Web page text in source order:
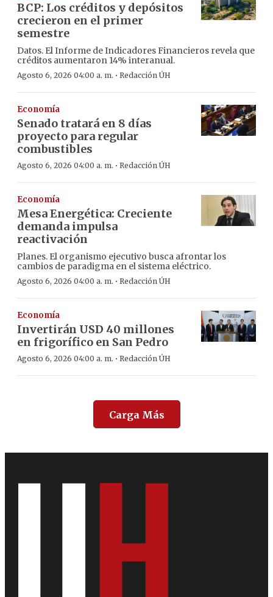
BCP: Los créditos y depósitos
crecieron en el primer
semestre
Datos. El Informe de Indicadores Financieros revela que
créditos aumentaron 14% interanual.
Agosto 6, 2026 04:00 a. m. · Redacción ÚH
Economía
Senado tratará en 8 días
proyecto para regular
combustibles
Agosto 6, 2026 04:00 a. m. · Redacción ÚH
Economía
Mesa Energética: Creciente
demanda impulsa
reactivación
Planes. El organismo ejecutivo busca afrontar los
cambios de paradigma en el sistema eléctrico.
Agosto 6, 2026 04:00 a. m. · Redacción ÚH
Economía
Invertirán USD 40 millones
en frigorífico en San Pedro
Agosto 6, 2026 04:00 a. m. · Redacción ÚH
Carga Más